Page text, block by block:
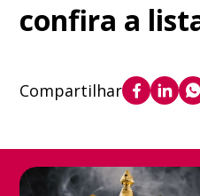
confira a
Compartilhar